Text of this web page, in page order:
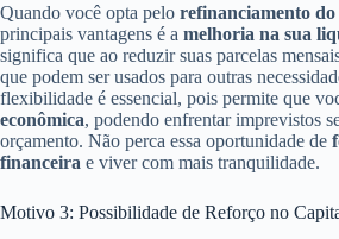
Quando você opta pelo refinanciamento do
principais vantagens é a melhoria na sua
significa que ao reduzir suas parcelas
que podem ser usados para outras
flexibilidade é essencial, pois permite que
econômica, podendo enfrentar imprevistos
orçamento. Não perca essa oportunidade de
financeira e viver com mais tranquilidade.
Motivo 3: Possibilidade de Reforço no